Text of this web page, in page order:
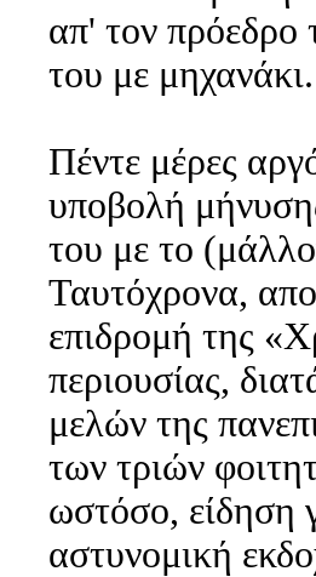
απ' τον πρόεδρο
του με μηχανάκι.
Πέντε μέρες
υποβολή
του με το
Ταυτόχρονα,
επιδρομή της
περιουσίας,
μελών της
των τριών
ωστόσο, είδηση
αστυνομική